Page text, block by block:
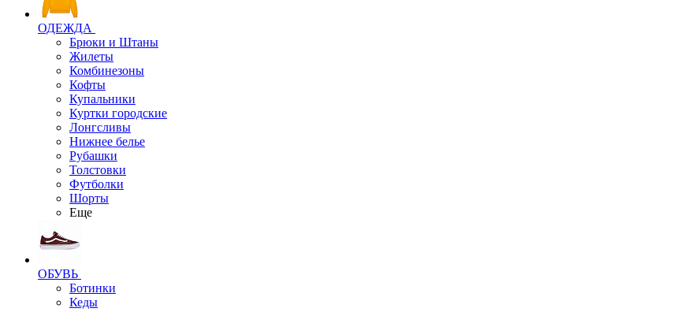
ОДЕЖДА
Брюки и Штаны
Жилеты
Комбинезоны
Кофты
Купальники
Куртки городские
Лонгсливы
Нижнее белье
Рубашки
Толстовки
Футболки
Шорты
Еще
ОБУВЬ
Ботинки
Кеды